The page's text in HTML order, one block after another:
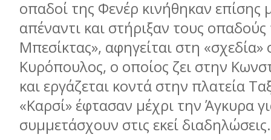
οπαδοί της Φενέρ κινήθηκαν επίσης
απέναντι και στήριξαν τους οπαδούς
Μπεσίκτας», αφηγείται στη
Κυρόπουλος, ο οποίος ζει στην
και εργάζεται κοντά στην πλατεία
«Καρσί» έφτασαν μέχρι την Άγκυρα
συμμετάσχουν στις εκεί διαδηλώσεις.